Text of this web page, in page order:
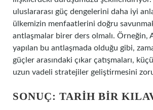
uluslararası güç dengelerini daha iyi
ülkemizin menfaatlerini doğru
antlaşmalar birer ders olmalı. Örneğin,
yapılan bu antlaşmada olduğu gibi,
güçler arasındaki çıkar çatışmaları,
uzun vadeli stratejiler geliştirmesini
SONUÇ: TARIH BIR